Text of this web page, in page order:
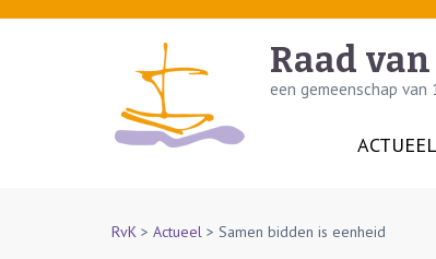
Skip
Raad
een gemeenschap
ACTUEEL
RvK > Actueel > Samen bidden is eenheid